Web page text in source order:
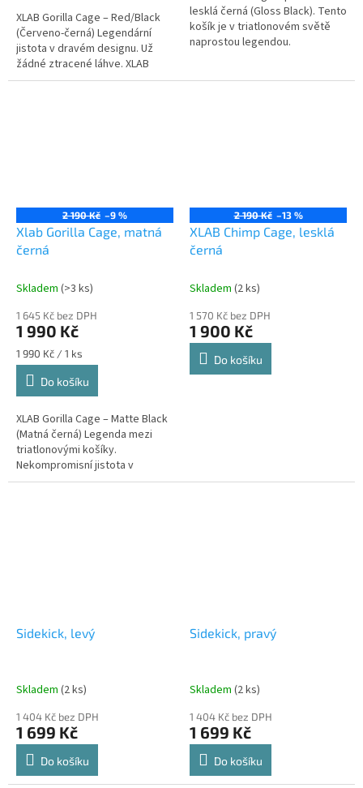
XLAB Gorilla Cage – Red/Black
(Červeno-černá) Legendární
jistota v dravém designu. Už
žádné ztracené láhve. XLAB
Gorilla Cage v červeno-černém
lesklá černá (Gloss Black). Tento
košík je v triatlonovém světě
naprostou legendou.
2 190 Kč –9 %
Xlab Gorilla Cage, matná
černá
Skladem (>3 ks)
1 645 Kč bez DPH
1 990 Kč
Měrná
cena:
1 990 Kč / 1 ks
Do košíku
XLAB Gorilla Cage – Matte Black
(Matná černá) Legenda mezi
triatlonovými košíky.
Nekompromisní jistota v
matném kabátě. XLAB Gorilla
2 190 Kč –13 %
XLAB Chimp Cage, lesklá
černá
Skladem (2 ks)
1 570 Kč bez DPH
1 900 Kč
Do košíku
Sidekick, levý
Skladem (2 ks)
1 404 Kč bez DPH
1 699 Kč
Do košíku
Sidekick, pravý
Skladem (2 ks)
1 404 Kč bez DPH
1 699 Kč
Do košíku
Powered by chaterimo